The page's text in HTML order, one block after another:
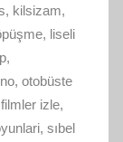
, kilsizam,
, liseli
,
, otobüste
izle,
, sıbel